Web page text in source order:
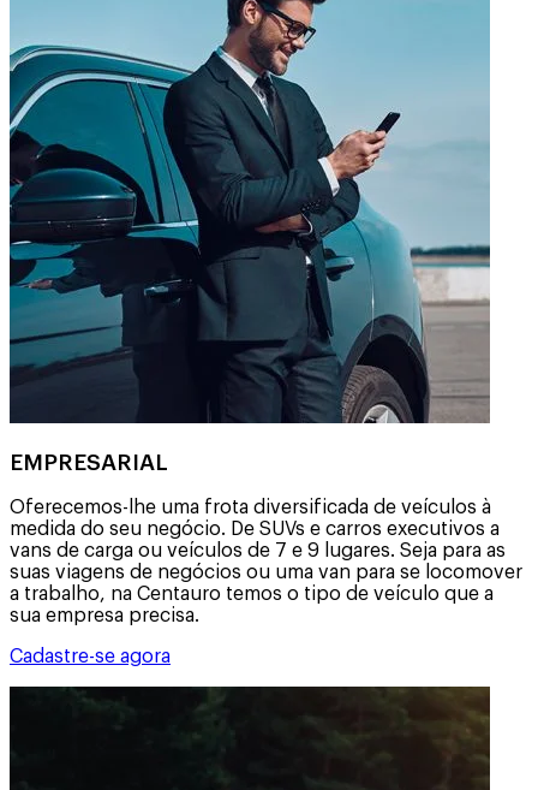
EMPRESARIAL
Oferecemos-lhe uma frota diversificada de veículos à
medida do seu negócio. De SUVs e carros executivos a
vans de carga ou veículos de 7 e 9 lugares. Seja para as
suas viagens de negócios ou uma van para se locomover
a trabalho, na Centauro temos o tipo de veículo que a
sua empresa precisa.
Cadastre-se agora